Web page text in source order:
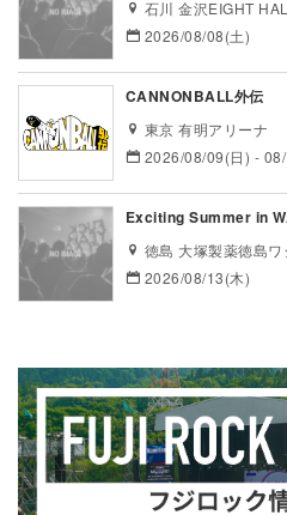
石川 金沢EIGHT
2026/08/08(土)
CANNONBALL外伝
東京 有明アリーナ
2026/08/09(日) -
Exciting Summer in
徳島 大塚製薬徳島
2026/08/13(木)